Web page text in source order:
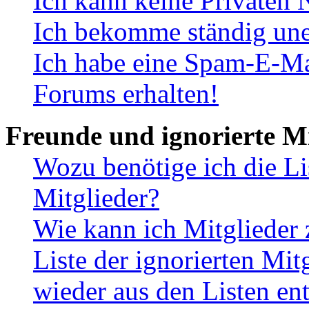
Ich bekomme ständig
Ich habe eine Spam-E-
Forums erhalten!
Freunde und ignorierte
Wozu benötige ich die
Mitglieder?
Wie kann ich Mitglieder
Liste der ignorierten
wieder aus den Listen